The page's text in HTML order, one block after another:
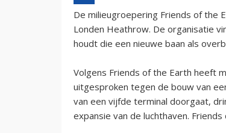
De milieugroepering Friends of the
Londen Heathrow. De organisatie
houdt die een nieuwe baan als
Volgens Friends of the Earth heeft
uitgesproken tegen de bouw van
van een vijfde terminal doorgaat,
expansie van de luchthaven.